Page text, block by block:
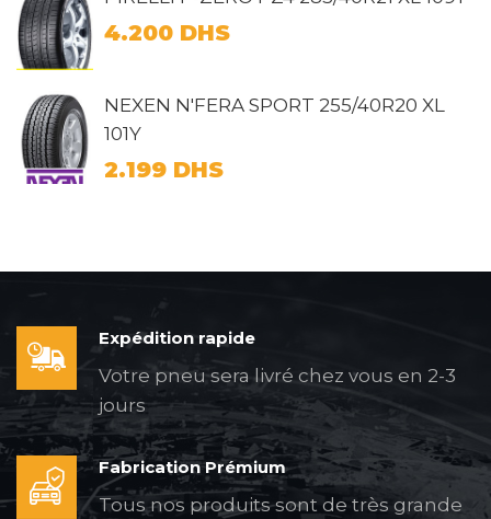
4.200 DHS
NEXEN N'FERA SPORT 255/40R20 XL
101Y
2.199 DHS
Expédition rapide
Votre pneu sera livré chez vous en 2-3
jours
Fabrication Prémium
Tous nos produits sont de très grande